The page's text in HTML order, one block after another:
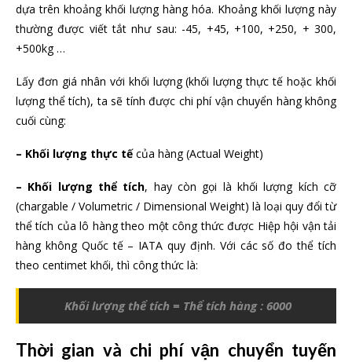
dựa trên khoảng khối lượng hàng hóa. Khoảng khối lượng này
thường được viết tắt như sau: -45, +45, +100, +250, + 300,
+500kg …
Lấy đơn giá nhân với khối lượng (khối lượng thực tế hoặc khối
lượng thể tích), ta sẽ tính được chi phí vận chuyển hàng không
cuối cùng:
– Khối lượng thực tếcủa hàng (Actual Weight)
– Khối lượng thể tích, hay còn gọi là khối lượng kích cỡ
(chargable / Volumetric / Dimensional Weight) là loại quy đổi từ
thể tích của lô hàng theo một công thức được Hiệp hội vận tải
hàng không Quốc tế – IATA quy định. Với các số đo thể tích
theo centimet khối, thì công thức là:
Khối lượng thể tích = Thể tích hàng : 6000
Thời gian và chi phí vận chuyển tuyến